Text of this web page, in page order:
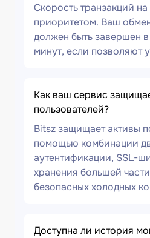
Скорость транзакций
приоритетом. Ваш
должен быть завершен
минут, если позволяют
Как ваш сервис
пользователей?
Bitsz защищает активы
помощью комбинации
аутентификации, SSL-
хранения большей
безопасных холодных
Доступна ли история